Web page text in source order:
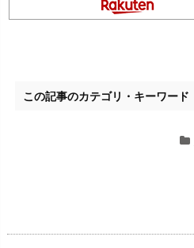
この記事のカテゴリ・キーワード